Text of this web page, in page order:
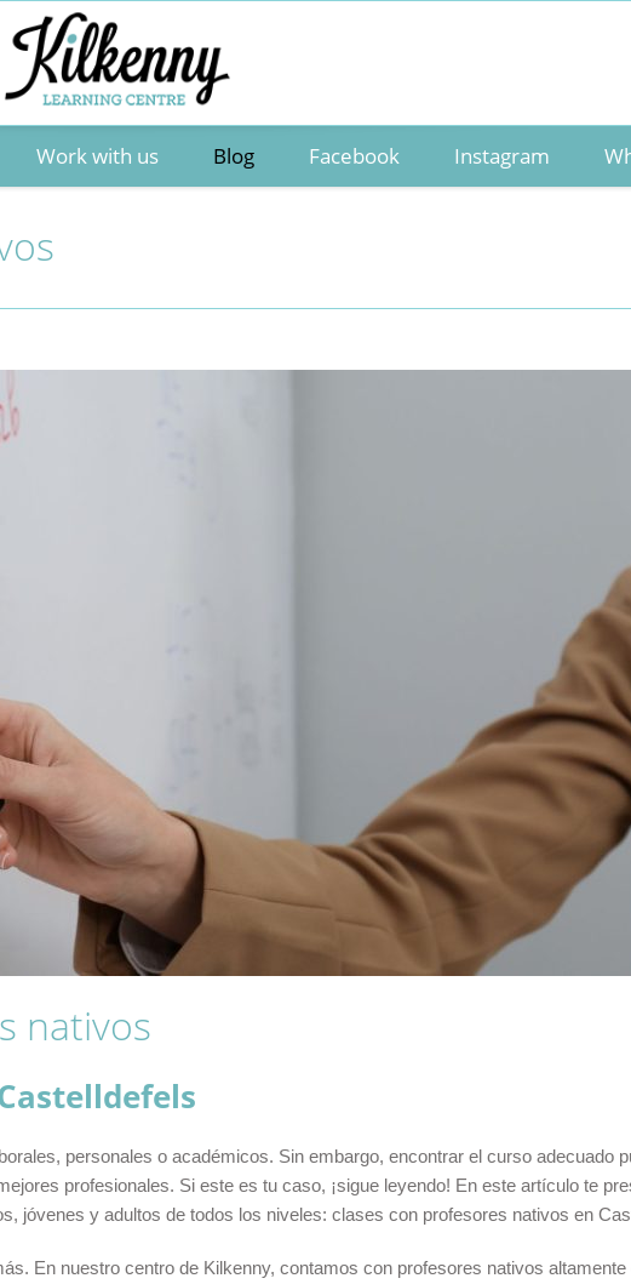
Work with us Blog Facebook Instagram
nativos
personales o académicos. Sin embargo, encontrar el curso adecuado
profesionales. Si este es tu caso, ¡sigue leyendo! En este artículo te
jóvenes y adultos de todos los niveles: clases con profesores nativos en
En nuestro centro de Kilkenny, contamos con profesores nativos